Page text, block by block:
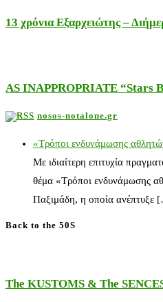
13 χρόνια Εξαρχειώτης –
AS INAPPROPRIATE “Stars
nosos-notalone.gr
«Τρόποι ενδυνάμωσης
Με ιδιαίτερη επιτυχία
θέμα «Τρόποι ενδυνάμωσης
Παξιμάδη, η οποία ανέπτυξε
Back to the 50S
The KUSTOMS & The